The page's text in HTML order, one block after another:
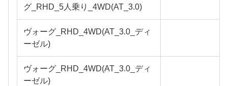
グ_RHD_5人乗り_4WD(AT_3.0)
ヴォーグ_RHD_4WD(AT_3.0_ディ
ーゼル)
ヴォーグ_RHD_4WD(AT_3.0_ディ
ーゼル)